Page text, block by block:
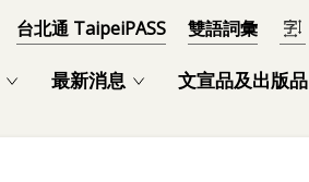
台北通 TaipeiPASS
雙語詞彙
最新消息 文宣品及出版品